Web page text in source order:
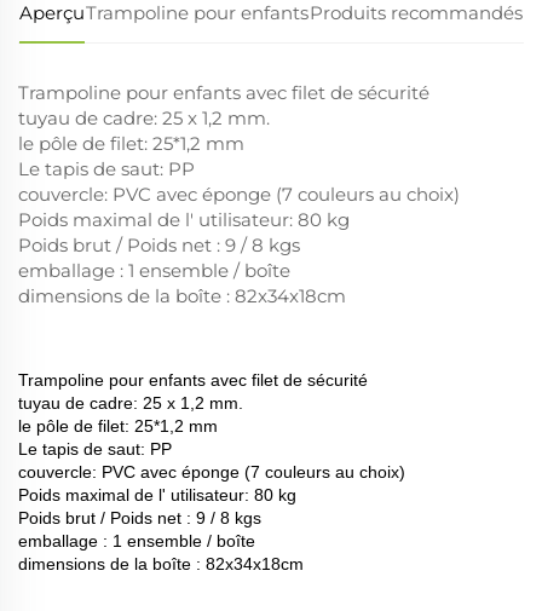
AperçuTrampoline pour enfantsProduits recommandés
Trampoline pour enfants avec filet de sécurité
tuyau de cadre: 25 x 1,2 mm.
le pôle de filet: 25*1,2 mm
Le tapis de saut: PP
couvercle: PVC avec éponge (7 couleurs au choix)
Poids maximal de l' utilisateur: 80 kg
Poids brut / Poids net : 9 / 8 kgs
emballage : 1 ensemble / boîte
dimensions de la boîte : 82x34x18cm
Trampoline pour enfants avec filet de sécurité
tuyau de cadre: 25 x 1,2 mm.
le pôle de filet: 25*1,2 mm
Le tapis de saut: PP
couvercle: PVC avec éponge (7 couleurs au choix)
Poids maximal de l' utilisateur: 80 kg
Poids brut / Poids net : 9 / 8 kgs
emballage : 1 ensemble / boîte
dimensions de la boîte : 82x34x18cm